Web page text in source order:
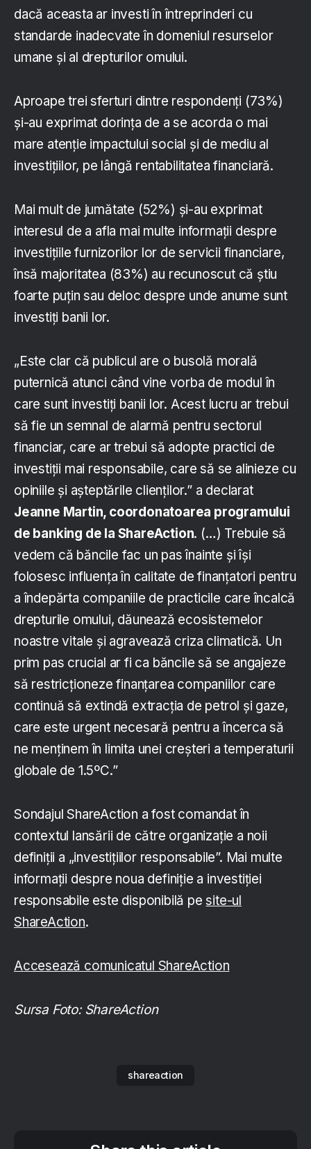
dacă aceasta ar investi în întreprinderi cu
standarde inadecvate în domeniul resurselor
umane și al drepturilor omului.
Aproape trei sferturi dintre respondenți (73%)
și-au exprimat dorința de a se acorda o mai
mare atenție impactului social și de mediu al
investițiilor, pe lângă rentabilitatea financiară.
Mai mult de jumătate (52%) și-au exprimat
interesul de a afla mai multe informații despre
investițiile furnizorilor lor de servicii financiare,
însă majoritatea (83%) au recunoscut că știu
foarte puțin sau deloc despre unde anume sunt
investiți banii lor.
„Este clar că publicul are o busolă morală
puternică atunci când vine vorba de modul în
care sunt investiți banii lor. Acest lucru ar trebui
să fie un semnal de alarmă pentru sectorul
financiar, care ar trebui să adopte practici de
investiții mai responsabile, care să se alinieze cu
opiniile și așteptările clienților.” a declarat
Jeanne Martin, coordonatoarea programului
de banking de la ShareAction. (…) Trebuie să
vedem că băncile fac un pas înainte și își
folosesc influența în calitate de finanțatori pentru
a îndepărta companiile de practicile care încalcă
drepturile omului, dăunează ecosistemelor
noastre vitale și agravează criza climatică. Un
prim pas crucial ar fi ca băncile să se angajeze
să restricționeze finanțarea companiilor care
continuă să extindă extracția de petrol și gaze,
care este urgent necesară pentru a încerca să
ne menținem în limita unei creșteri a temperaturii
globale de 1.5ºC.”
Sondajul ShareAction a fost comandat în
contextul lansării de către organizație a noii
definiții a „investițiilor responsabile”. Mai multe
informații despre noua definiție a investiției
responsabile este disponibilă pesite-ul
ShareAction.
Accesează comunicatul ShareAction
Sursa Foto: ShareAction
shareaction